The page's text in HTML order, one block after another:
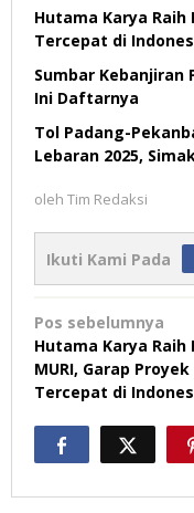
Hutama Karya Raih
Tercepat di
Sumbar Kebanjiran
Ini Daftarnya
Tol Padang-
Lebaran 2025,
oleh Tim Redaksi
Ikuti Kami Pada
Navigasi
pos
Pos sebelumnya
Hutama Karya Raih
MURI, Garap
Tercepat di